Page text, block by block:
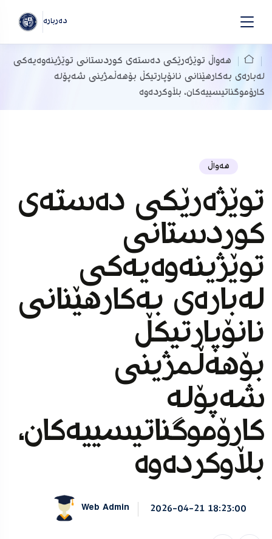
دەربارە
هەواڵ توێژه‌رێکى ده‌سته‌ى کوردستانى توێژینه‌وه‌یه‌کی
له‌باره‌ی بەکارهێنانی نانۆپارتیکڵ بۆهەڵمژینی شه‌پۆلە
کارۆموگناتیسییەکان، بڵاوکرده‌وه‌
هەواڵ
توێژه‌رێکى ده‌سته‌ى
کوردستانى
توێژینه‌وه‌یه‌کی
له‌باره‌ی بەکارهێنانی
نانۆپارتیکڵ
بۆهەڵمژینی
شه‌پۆلە
کارۆموگناتیسییەکان،
بڵاوکرده‌وه‌
Web Admin 2026-04-21 18:23:00